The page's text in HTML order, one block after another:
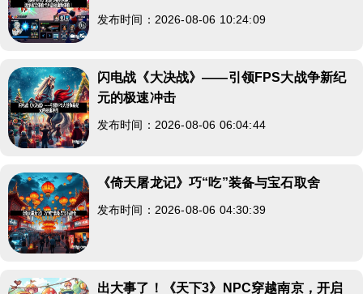
发布时间：2026-08-06 10:24:09
闪电战《大决战》——引领FPS大战争新纪
元的极速冲击
发布时间：2026-08-06 06:04:44
《倚天屠龙记》巧“吃”装备与宝石取舍
发布时间：2026-08-06 04:30:39
出大事了！《天下3》NPC穿越南京，开启